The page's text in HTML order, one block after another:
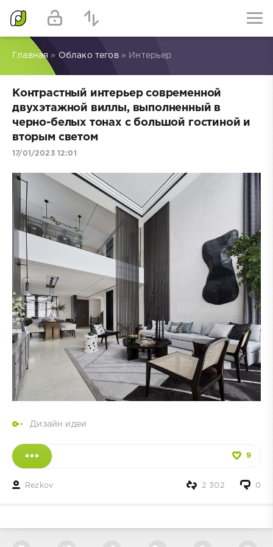
Главная » Облако тегов» Интерьер
Контрастный интерьер современной
двухэтажной виллы, выполненный в
черно-белых тонах с большой гостиной и
вторым светом
17/01/2023 12:01
Дизайн идеи
9
Rezkov 0
2 302